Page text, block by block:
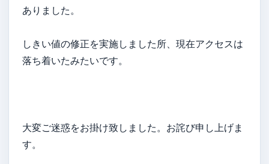
ありました。
しきい値の修正を実施しました所、現在アクセスは
落ち着いたみたいです。
大変ご迷惑をお掛け致しました。お詫び申し上げま
す。